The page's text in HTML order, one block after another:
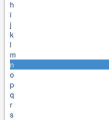
h
i
j
k
l
m
n
o
p
q
r
s